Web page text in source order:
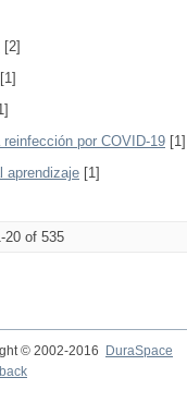
[2]
[1]
por COVID-19 [1]
aprendizaje [1]
20 of 535
© 2002-2016
DuraSpace